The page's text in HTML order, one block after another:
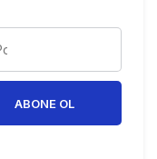
ABONE OL